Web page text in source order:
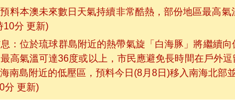
料本澳未來數日天氣持續非常酷熱，部份地區最高
10分 更新)
：位於琉球群島附近的熱帶氣旋「白海豚」將繼續
高氣溫可達36度或以上，市民應避免長時間在戶外
南島附近的低壓區，預料今日(8月8日)移入南海北
分 更新)